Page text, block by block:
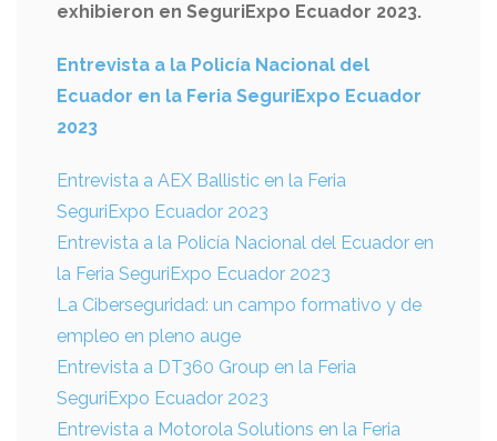
exhibieron en SeguriExpo Ecuador 2023.
Entrevista a la Policía Nacional del
Ecuador en la Feria SeguriExpo Ecuador
2023
Entrevista a AEX Ballistic en la Feria
SeguriExpo Ecuador 2023
Entrevista a la Policía Nacional del Ecuador en
la Feria SeguriExpo Ecuador 2023
La Ciberseguridad: un campo formativo y de
empleo en pleno auge
Entrevista a DT360 Group en la Feria
SeguriExpo Ecuador 2023
Entrevista a Motorola Solutions en la Feria